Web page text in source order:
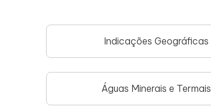
Indicações Geográficas
Águas Minerais e Termais